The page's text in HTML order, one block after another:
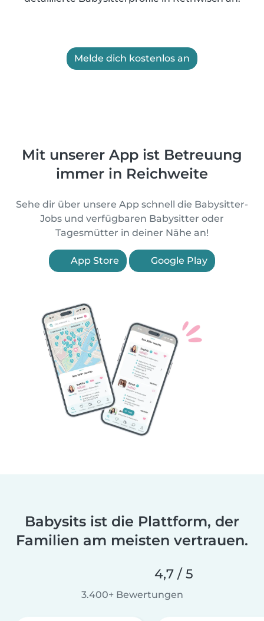
Melde dich kostenlos an
Mit unserer App ist Betreuung
immer in Reichweite
Sehe dir über unsere App schnell die Babysitter-
Jobs und verfügbaren Babysitter oder
Tagesmütter in deiner Nähe an!
App Store Google Play
Babysits ist die Plattform, der
Familien am meisten vertrauen.
4,7 / 5
3.400+ Bewertungen